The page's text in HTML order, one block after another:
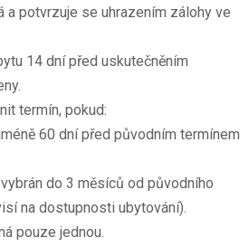
a potvrzuje se uhrazením zálohy ve
14 dní před uskutečněním
termín, pokud:
60 dní před původním termínem
do 3 měsíců od původního
na dostupnosti ubytování).
pouze jednou.